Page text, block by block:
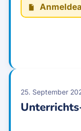
25. September